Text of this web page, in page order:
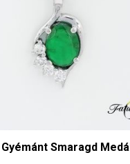
Smaragd